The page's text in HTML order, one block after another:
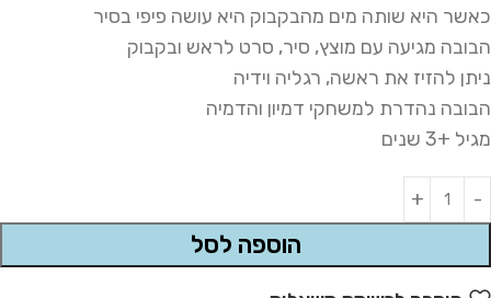
כאשר היא שותה מים מהבקבוק היא עושה פיפי בסיר
הבובה מגיעה עם מוצץ, סיר, סרט לראש ובקבוק
ניתן להזיז את ראשה, רגליה וידיה
הבובה נהדרת למשחקי דמיון והדמיה
מגיל +3 שנים
הוספה לסל
Alternative: